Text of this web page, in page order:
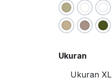
Ukuran
Ukuran XL